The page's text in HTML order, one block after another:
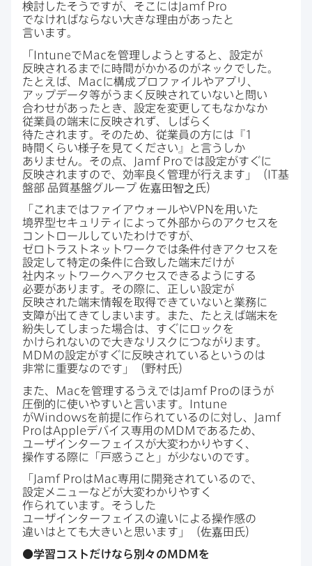
検討したそうですが、​そこには Jamf Pro
でなければならない​大きな​理由が​あったと​
言います。
「 IntuneでMacを​管理しようと​すると、​設定が​
反映されるまでに​時間が​かかるのが​ネックでした。​
たとえば、 Macに​構成プロファイルや​アプリ、​
アップデータ等が​うまく​反映されていないと​問い​
合わせが​あった​とき、​設定を​変更しても​なかなか​
従業員の​端末に​反映されず、​しばらく​
待たされます。​その​ため、​従業員の​方には​『1
時間くらい​様子を​見てください』と​言うしか​
ありません。​その点、
Jamf Proでは​設定が​すぐに​
反映されますので、​効率良く​管理が​行えます」​（IT基
盤部 品質基盤グループ 佐嘉田智之氏）
「これまでは​ファイアウォールやVPN を​用いた​
境界型セキュリティに​よって​外部からの​アクセスを​
コントロールしていたわけですが、​
ゼロトラストネットワークでは​条件付きアクセスを​
設定して​特定の​条件に​合致した​端末だけが​
社内ネットワークへ​アクセスできるように​する​
必要が​あります。​その​際に、​正しい​設定が​
反映された​端末情報を​取得できていないと​業務に​
支障が​出てきてしまいます。​また、​たとえば​端末を​
紛失してしまった​場合は、​すぐに​ロックを​
かけられないので​大きなリスクに​つながります。
MDMの​設定が​すぐに​反映されていると​いうのは​
非常に​重要なのです」​（野村氏）
また、 Macを​管理するうえではJamf Proの​ほうが​
圧倒的に​使いやすいと​言います。
Intune
がWindowsを​前提に​作られているのに​対し、
Jamf
ProはAppleデバイス専用のMDMである​ため、​
ユーザインターフェイスが​大変わかりやすく、​
操作する​際に​「戸惑う​こと」が​少ないのです。
「
Jamf ProはMac専用に​開発されているので、​
設定メニューなどが​大変わかりやすく​
作られています。​そうした​
ユーザインターフェイスの​違いに​よる​操作感の​
違いは​とても​大きいと​思います」​（佐嘉田氏）
●学習コストだけなら​別々のMDMを